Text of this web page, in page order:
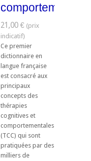
comportementale
21,00 €
Ce premier
dictionnaire en
langue française
est consacré aux
principaux
concepts des
thérapies
cognitives et
comportementales
(TCC) qui sont
pratiquées par des
milliers de